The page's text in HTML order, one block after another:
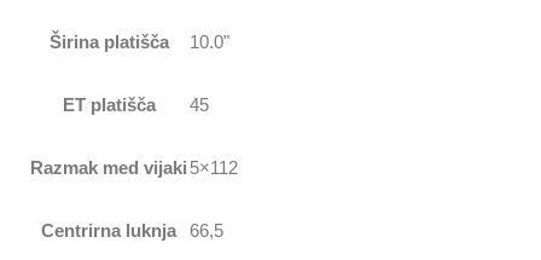
Širina platišča 10.0"
ET platišča 45
Razmak med vijaki 5×112
Centrirna luknja 66,5